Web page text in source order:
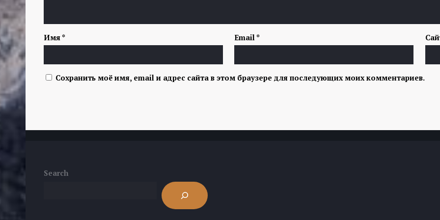
Имя* Email*
Сохранить моё имя, email и адрес сайта в этом браузере для последующих моих комментариев.
Search